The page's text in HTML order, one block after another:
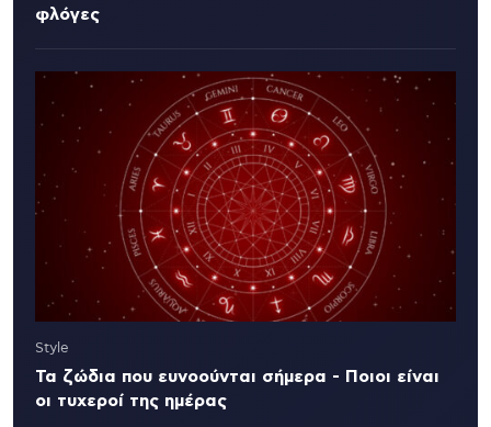
φλόγες
Style
Τα ζώδια που ευνοούνται σήμερα - Ποιοι είναι
οι τυχεροί της ημέρας